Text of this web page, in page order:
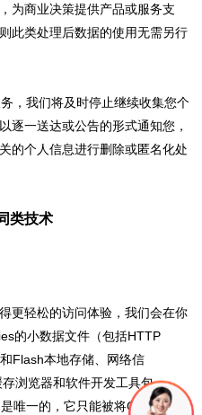
为商业决策提供产品或服务支
此类处理后数据的使用无需另行
，我们将及时停止继续收集您个
逐一送达或公告的形式通知您，
的个人信息进行删除或匿名化处
类技术
更轻松的访问体验，我们会在你
的小数据文件（包括HTTP
Flash本地存储、网络信
浏览器和软件开发工具包
是唯一的，它只能被将Cookiess发